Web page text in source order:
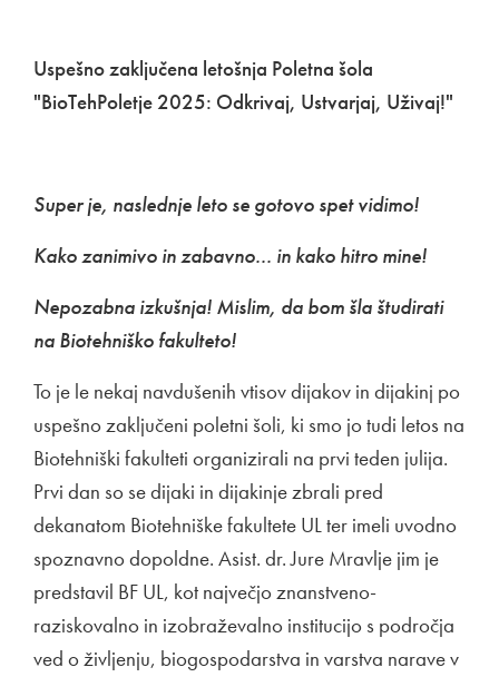
Uspešno zaključena letošnja Poletna šola
"BioTehPoletje 2025: Odkrivaj, Ustvarjaj, Uživaj!"
Super je, naslednje leto se gotovo spet vidimo!
Kako zanimivo in zabavno... in kako hitro mine!
Nepozabna izkušnja! Mislim, da bom šla študirati
na Biotehniško fakulteto!
To je le nekaj navdušenih vtisov dijakov in dijakinj po
uspešno zaključeni poletni šoli, ki smo jo tudi letos na
Biotehniški fakulteti organizirali na prvi teden julija.
Prvi dan so se dijaki in dijakinje zbrali pred
dekanatom Biotehniške fakultete UL ter imeli uvodno
spoznavno dopoldne. Asist. dr. Jure Mravlje jim je
predstavil BF UL, kot največjo znanstveno-
raziskovalno in izobraževalno institucijo s področja
ved o življenju, biogospodarstva in varstva narave v